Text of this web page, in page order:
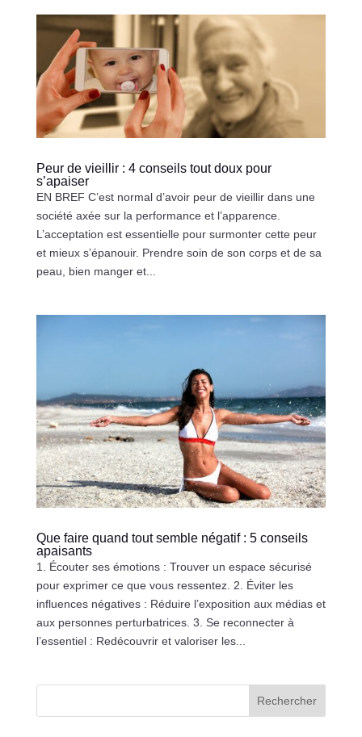
Peur de vieillir : 4 conseils tout doux pour
s’apaiser
EN BREF C’est normal d’avoir peur de vieillir dans une
société axée sur la performance et l’apparence.
L’acceptation est essentielle pour surmonter cette peur
et mieux s’épanouir. Prendre soin de son corps et de sa
peau, bien manger et...
Que faire quand tout semble négatif : 5 conseils
apaisants
1. Écouter ses émotions : Trouver un espace sécurisé
pour exprimer ce que vous ressentez. 2. Éviter les
influences négatives : Réduire l’exposition aux médias et
aux personnes perturbatrices. 3. Se reconnecter à
l’essentiel : Redécouvrir et valoriser les...
Rechercher